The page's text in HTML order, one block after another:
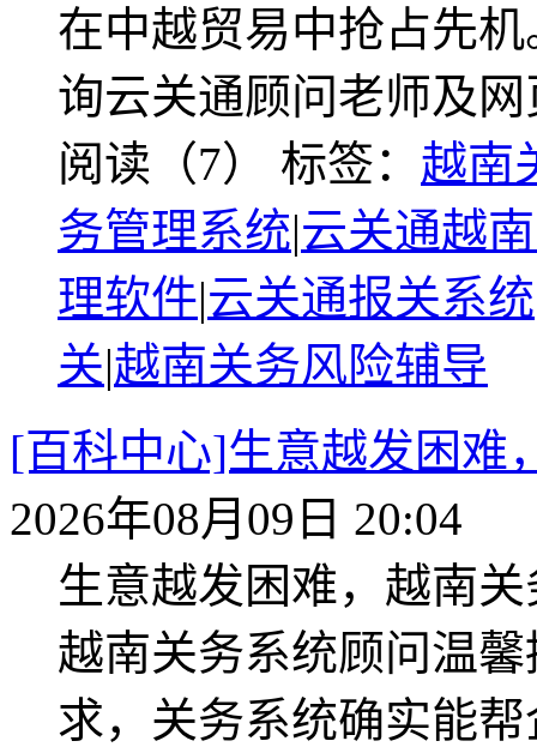
在中越贸易中抢占先
询云关通顾问老师及
阅读（7） 标签： 越南
务管理系统|云关通越
理软件|云关通报关系统
关|越南关务风险辅导
[百科中心]生意越发困难
2026年08月09日 20:04
生意越发困难，越南
越南关务系统顾问温
求，关务系统确实能